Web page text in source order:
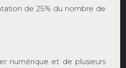
de 25% du nombre de
numérique et de plusieurs